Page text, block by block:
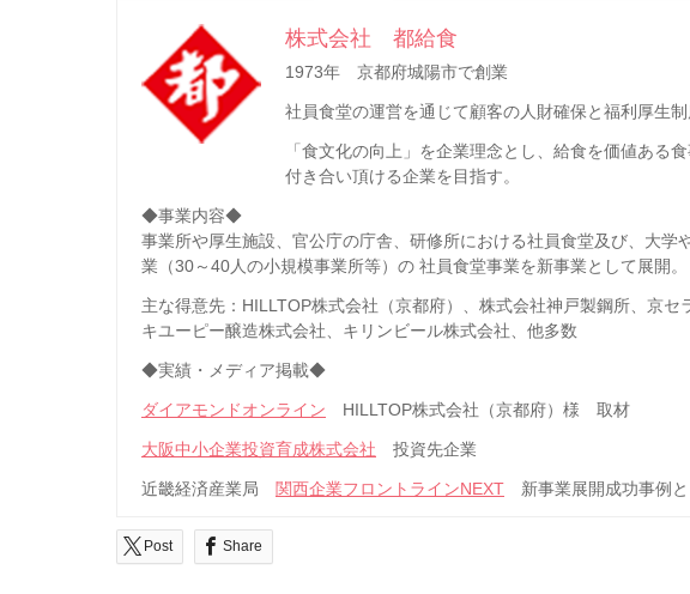
株式会社 都給食
1973年 京都府城陽市で創業
社員食堂の運営を通じて顧客の人財確保と福利厚生制
「食文化の向上」を企業理念とし、給食を価値ある
付き合い頂ける企業を目指す。
◆事業内容◆
事業所や厚生施設、官公庁の庁舎、研修所における社員食堂及び、大学
業（30～40人の小規模事業所等）の 社員食堂事業を新事業として展開。
主な得意先：HILLTOP株式会社（京都府）、株式会社神戸製鋼所、京セ
キユーピー醸造株式会社、キリンビール株式会社、他多数
◆実績・メディア掲載◆
ダイアモンドオンライン HILLTOP株式会社（京都府）様 取材
大阪中小企業投資育成株式会社 投資先企業
近畿経済産業局 関西企業フロントラインNEXT 新事業展開成功事例
Post Share